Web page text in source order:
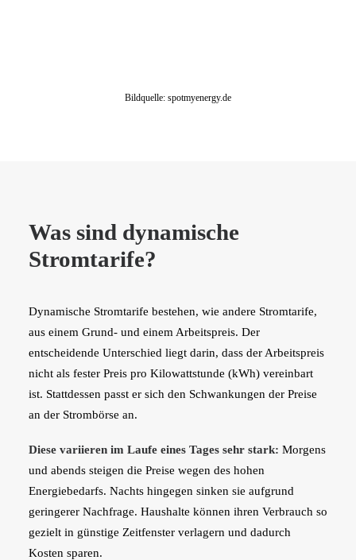
Bildquelle: spotmyenergy.de
Was sind dynamische
Stromtarife?
Dynamische Stromtarife bestehen, wie andere Stromtarife,
aus einem Grund- und einem Arbeitspreis. Der
entscheidende Unterschied liegt darin, dass der Arbeitspreis
nicht als fester Preis pro Kilowattstunde (kWh) vereinbart
ist. Stattdessen passt er sich den Schwankungen der Preise
an der Strombörse an.
Diese variieren im Laufe eines Tages sehr stark: Morgens
und abends steigen die Preise wegen des hohen
Energiebedarfs. Nachts hingegen sinken sie aufgrund
geringerer Nachfrage. Haushalte können ihren Verbrauch so
gezielt in günstige Zeitfenster verlagern und dadurch
Kosten sparen.